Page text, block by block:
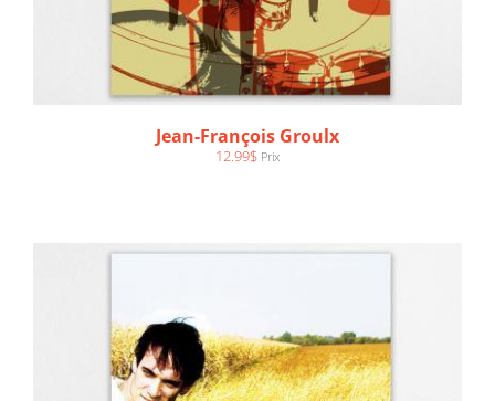
Jean-François Groulx
12.99$ Prix
AJOUTER AU PANIER / DÉTAILS